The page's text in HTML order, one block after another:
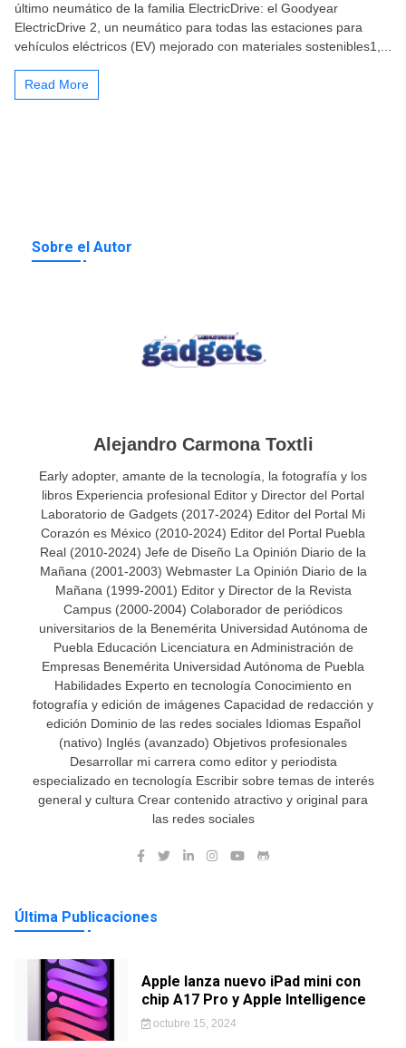
último neumático de la familia ElectricDrive: el Goodyear
ElectricDrive 2, un neumático para todas las estaciones para
vehículos eléctricos (EV) mejorado con materiales sostenibles1,...
Read More
Sobre el Autor
Alejandro Carmona Toxtli
Early adopter, amante de la tecnología, la fotografía y los
libros Experiencia profesional Editor y Director del Portal
Laboratorio de Gadgets (2017-2024) Editor del Portal Mi
Corazón es México (2010-2024) Editor del Portal Puebla
Real (2010-2024) Jefe de Diseño La Opinión Diario de la
Mañana (2001-2003) Webmaster La Opinión Diario de la
Mañana (1999-2001) Editor y Director de la Revista
Campus (2000-2004) Colaborador de periódicos
universitarios de la Benemérita Universidad Autónoma de
Puebla Educación Licenciatura en Administración de
Empresas Benemérita Universidad Autónoma de Puebla
Habilidades Experto en tecnología Conocimiento en
fotografía y edición de imágenes Capacidad de redacción y
edición Dominio de las redes sociales Idiomas Español
(nativo) Inglés (avanzado) Objetivos profesionales
Desarrollar mi carrera como editor y periodista
especializado en tecnología Escribir sobre temas de interés
general y cultura Crear contenido atractivo y original para
las redes sociales
Última Publicaciones
Apple lanza nuevo iPad mini con
chip A17 Pro y Apple Intelligence
octubre 15, 2024